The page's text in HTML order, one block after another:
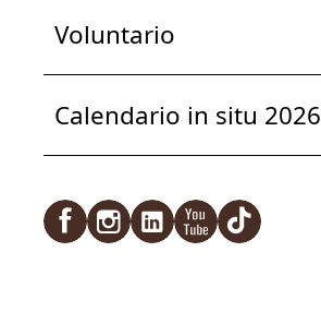
Voluntario
Calendario in situ 2026